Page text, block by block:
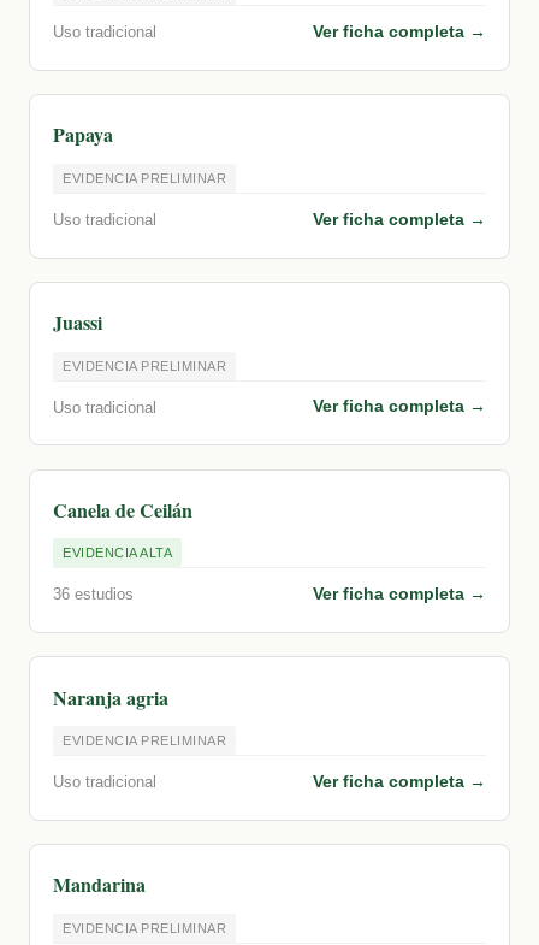
Uso tradicional Ver ficha completa →
Papaya
EVIDENCIA PRELIMINAR
Uso tradicional Ver ficha completa →
Juassi
EVIDENCIA PRELIMINAR
Uso tradicional Ver ficha completa →
Canela de Ceilán
EVIDENCIA ALTA
36 estudios Ver ficha completa →
Naranja agria
EVIDENCIA PRELIMINAR
Uso tradicional Ver ficha completa →
Mandarina
EVIDENCIA PRELIMINAR